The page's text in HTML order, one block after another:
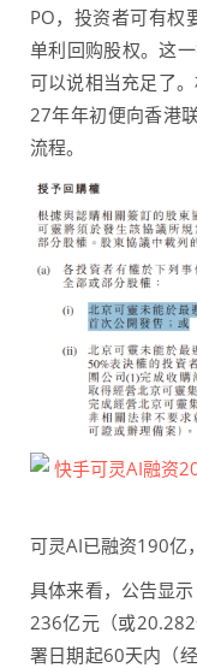
PO，投资者可有权
单利回购股权。这
可以说相当充足了
27年年初便向香港
流程。
可灵AI已融资190亿
具体来看，公告显
236亿元（或
署日期起60天内（